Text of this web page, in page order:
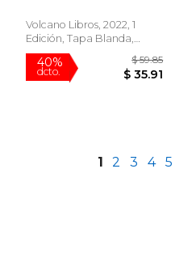
Volcano Libros, 2022, 1
Edición, Tapa Blanda,
Nuevo
1 2 3 4 5